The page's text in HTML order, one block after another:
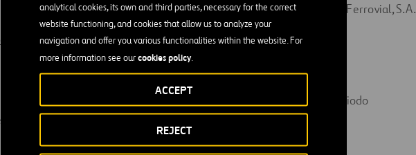
analytical cookies, its own and third parties, necessary for the correct
website functioning, and cookies that allow us to analyze your
navigation and offer you various functionalities within the website. For
more information see ourcookies policy.
REJECT
ACCEPT
Secretario del Consejo de Administración de Ferrovial, S.A.
de esta Otra Información Relevante
ANEXO
de compra de acciones propias realizadas durante el periodo
el 30 de julio y el 5 de agosto de 2021.